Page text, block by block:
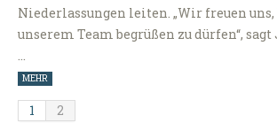
Niederlassungen leiten. „Wir freuen
unserem Team begrüßen zu dürfen“, sagt
…
MEHR
1 2